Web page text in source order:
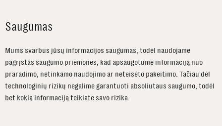
Saugumas
Mums svarbus jūsų informacijos saugumas, todėl naudojame
pagrįstas saugumo priemones, kad apsaugotume informaciją nuo
praradimo, netinkamo naudojimo ar neteisėto pakeitimo. Tačiau dėl
technologinių rizikų negalime garantuoti absoliutaus saugumo, todėl
bet kokią informaciją teikiate savo rizika.